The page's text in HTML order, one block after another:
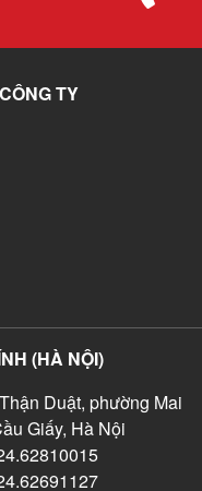
TY
(HÀ NỘI)
Duật, phường Mai
Giấy, Hà Nội